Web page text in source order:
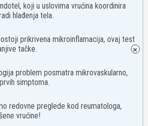
Kontakt
koji u uslovima vrućina koordinira
hlađenja tela.
prikrivena mikroinflamacija, ovaj test
tačke.
problem posmatra mikrovaskularno,
simptoma.
redovne preglede kod reumatologa,
vrućine!
×